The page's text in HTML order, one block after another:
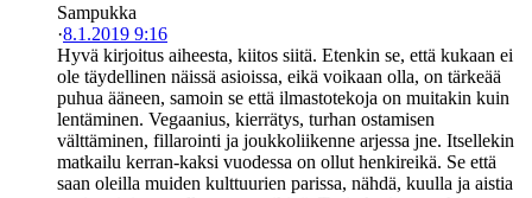
Sampukka
·8.1.2019 9:16
Hyvä kirjoitus aiheesta, kiitos siitä. Etenkin se, että kukaan ei
ole täydellinen näissä asioissa, eikä voikaan olla, on tärkeää
puhua ääneen, samoin se että ilmastotekoja on muitakin kuin
lentäminen. Vegaanius, kierrätys, turhan ostamisen
välttäminen, fillarointi ja joukkoliikenne arjessa jne. Itsellekin
matkailu kerran-kaksi vuodessa on ollut henkireikä. Se että
saan oleilla muiden kulttuurien parissa, nähdä, kuulla ja aistia